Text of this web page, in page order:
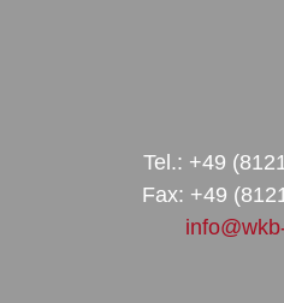
Tel.: +49
Fax: +49